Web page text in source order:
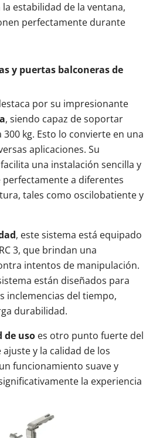
estabilidad de la ventana,
perfectamente durante
y puertas balconeras de
por su impresionante
, siendo capaz de soportar
kg. Esto lo convierte en una
aplicaciones. Su
una instalación sencilla y
a diferentes
tales como oscilobatiente y
, este sistema está equipado
3, que brindan una
intentos de manipulación.
están diseñados para
inclemencias del tiempo,
durabilidad.
de uso es otro punto fuerte del
ajuste y la calidad de los
funcionamiento suave y
la experiencia